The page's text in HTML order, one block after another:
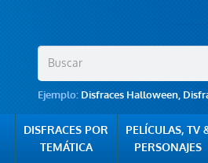
Ejemplo: Disfraces Halloween,
DISFRACES POR
TEMÁTICA
PELÍCULAS, TV
PERSONAJES